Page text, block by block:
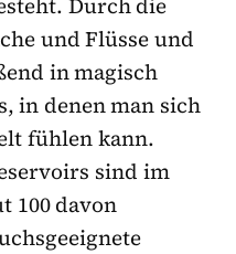
Durch die
und Flüsse und
in magisch
in denen man sich
fühlen kann.
sind im
100 davon